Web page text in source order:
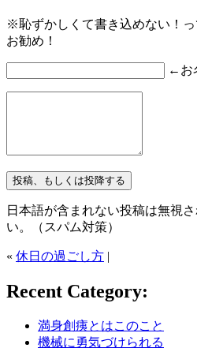
※恥ずかしくて書き込めない！
お勧め！
←お
日本語が含まれない投稿は無視
い。（スパム対策）
« 休日の過ごし方 |
Recent Category:
満身創痍とはこのこと
機械に勇気づけられる